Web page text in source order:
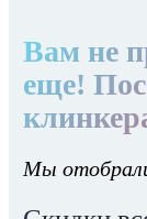
Вам не
еще!
Мы